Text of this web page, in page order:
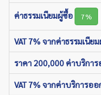
ค่าธรรมเนียมผู้ซื้อ 7%
VAT 7% จากค่าธรรมเนีย
ราคา 200,000 ค่าบริกา
VAT 7% จากค่าบริการอ